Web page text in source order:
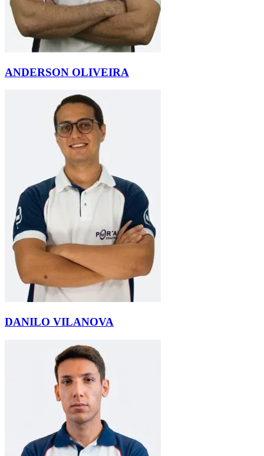
ANDERSON OLIVEIRA
DANILO VILANOVA